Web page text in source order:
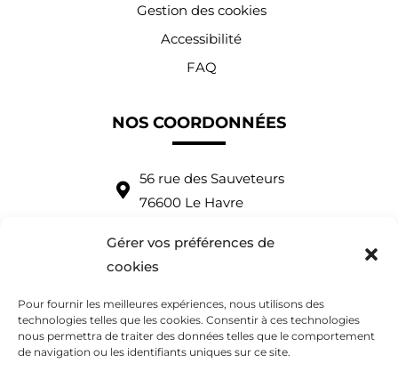
Gérer vos préférences de
cookies
Pour fournir les meilleures expériences, nous utilisons des
technologies telles que les cookies. Consentir à ces technologies
nous permettra de traiter des données telles que le comportement
de navigation ou les identifiants uniques sur ce site.
Gestion des cookies
Accessibilité
FAQ
NOS COORDONNÉES
56 rue des Sauveteurs
76600 Le Havre
Tel : +33 (0)7 83 39 52 63
English spoken
Nous vous accueillons :